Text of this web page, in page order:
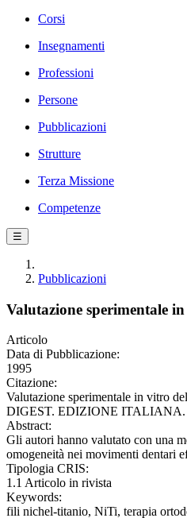
Corsi
Insegnamenti
Professioni
Persone
Pubblicazioni
Strutture
Terza Missione
Competenze
☰
Pubblicazioni
Valutazione sperimentale
Articolo
Data di Pubblicazione:
1995
Citazione:
Valutazione sperimentale in vitro
DIGEST. EDIZIONE ITALIANA.
Abstract:
Gli autori hanno valutato con una
omogeneità nei movimenti dentari
Tipologia CRIS:
1.1 Articolo in rivista
Keywords:
fili nichel-titanio, NiTi, terapia